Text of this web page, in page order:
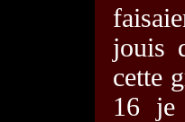
jouis
cette
16 je